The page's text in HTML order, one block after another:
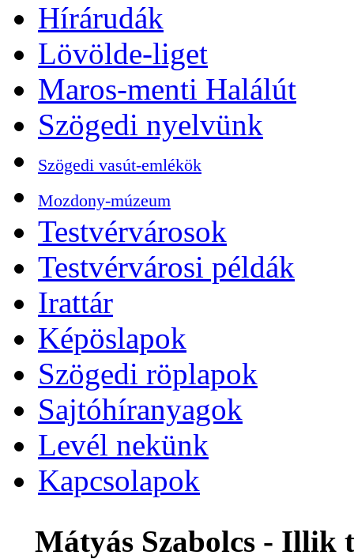
Hírárudák
Lövölde-liget
Maros-menti Halálút
Szögedi nyelvünk
Szögedi vasút-emlékök
Mozdony-múzeum
Testvérvárosok
Testvérvárosi példák
Irattár
Képöslapok
Szögedi röplapok
Sajtóhíranyagok
Levél nekünk
Kapcsolapok
Mátyás Szabolcs - Illik